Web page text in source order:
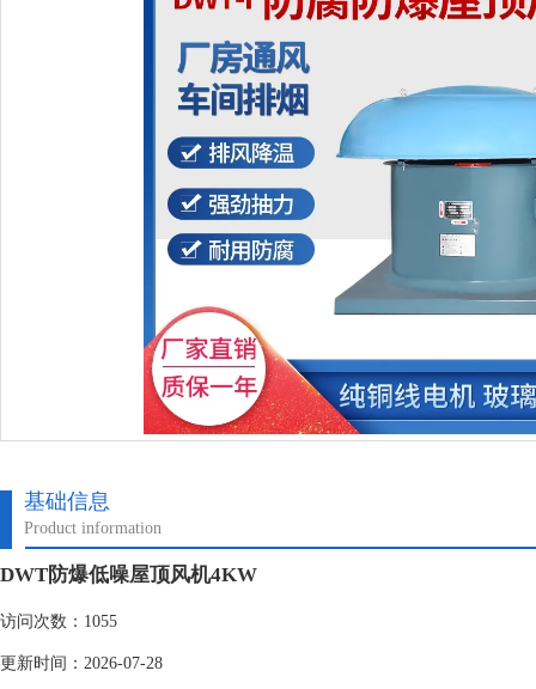
基础信息
Product information
DWT防爆低噪屋顶风机4KW
访问次数：1055
更新时间：2026-07-28